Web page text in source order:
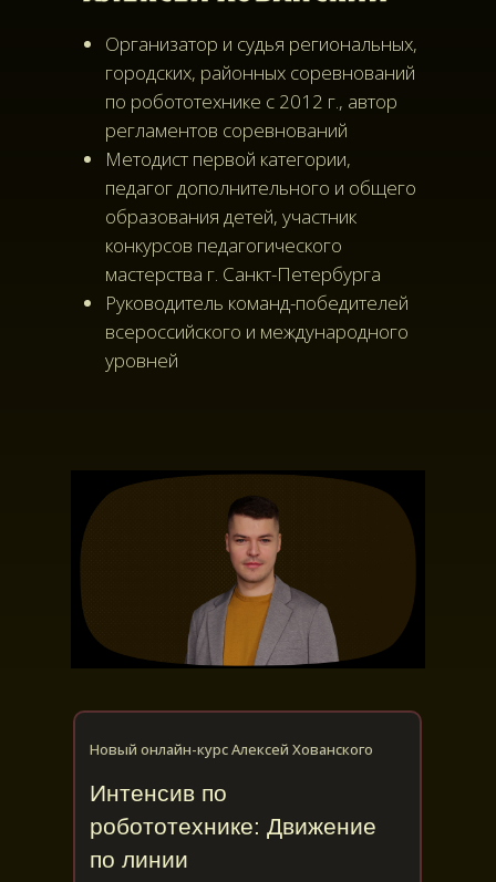
Организатор и судья региональных,
городских, районных соревнований
по робототехнике с 2012 г., автор
регламентов соревнований
Методист первой категории,
педагог дополнительного и общего
образования детей, участник
конкурсов педагогического
мастерства г. Санкт-Петербурга
Руководитель команд-победителей
всероссийского и международного
уровней
Интенсив по
робототехнике: Движение
по линии
Новый онлайн-курс Алексей Хованского